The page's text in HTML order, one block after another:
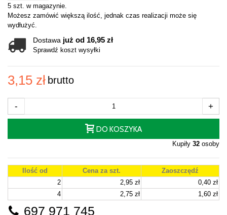
5 szt. w magazynie.
Możesz zamówić większą ilość, jednak czas realizacji może się
wydłużyć.
Dostawa już od 16,95 zł
Sprawdź koszt wysyłki
3,15 zł brutto
- +
DO KOSZYKA
Kupiły 32 osoby
Ilość od Cena za szt.
Zaoszczędź
2
2,95 zł
0,40 zł
4
2,75 zł 1,60 zł
697 971 745